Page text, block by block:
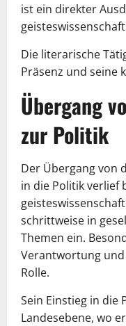
ist ein direkter
Die literarische
Präsenz und seine
Übergang
zur Politik
Der Übergang von
in die Politik verlief
schrittweise in
Themen ein.
Verantwortung
Rolle.
Sein Einstieg in die
Landesebene, wo